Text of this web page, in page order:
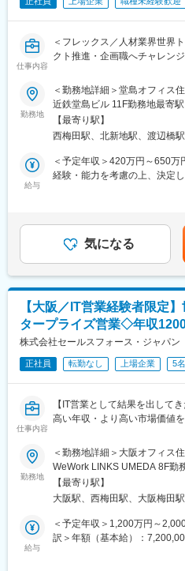
・グローバル会計業務標準化
前提とした業務プロセス設計
(AI・OCR・RPA・ワークフロ
社長直轄で2015年から開始し
り、有給取得率は84%、女性
し、残業時間減少等改善が進ん
仕事内容
＜フレックス／人材業界世界
クト推進・企画職へチャレン
◎世界70以上の国と地域で事
世界トップクラスの人材サー
誇ります
◎営業・人事・SVなどで培っ
活かし、プロジェクト推進や
◎若手中心の組織で育成体制
■TAPFIN事業部について
TAPFIN事業部は、企業の採
トし、人材活用の効率化や業
今回募集するポジションは、
に対して、プロジェクトの立
役割です。
■業務内容
外部人材総合管理サービス（
て、計画立案から運用開始ま
きます。
社内外の関係者と連携しなが
＜具体的には＞
◇プロジェクト立ち上げ支援
導入計画の作成サポート／顧
ュールの策定
進捗管理／課題やリスクの管
ち合わせ
勤務地
＜勤務地詳細＞堂島オフィス
近鉄堂島ビル 11F勤務地最寄
喫煙対策：屋内全面禁煙変更
【最寄り駅】
西梅田駅、北新地駅、渡辺橋駅
給与
＜予定年収＞420万円～650
経験・能力を考慮の上、決定
給与補足＞※固定残業手当：
て、月額３万円支給。基本給
外労働の残業手当は全額追加
慮し決定。■昇降給：毎年4月
定■賞与：業績に応じて賞与
であり、選考を通じて上下す
定手当を含めた表記です。
気になる
【大阪／IT営業経験者限定
タープライズ営業◇年収
株式会社セールスフォース・ジャパン
正社員 転勤なし 上場企業 5
仕事内容
【IT営業として結果を出して
高い年収・より高い市場価値
＼こんな方におすすめ／
・IT営業として次のキャリアス
・もっと規模の大きな案件を担
・経営層への提案経験を積みた
・AI・SaaS領域で市場価値を
■Salesforceについて
勤務地
＜勤務地詳細＞大阪オフィス
WeWork LINKS UMEDA 8F勤
対策：屋内全面禁煙変更の範
【最寄り駅】
大阪駅、西梅田駅、大阪梅田
給与
＜予定年収＞1,200万円～
訳＞年額（基本給）：